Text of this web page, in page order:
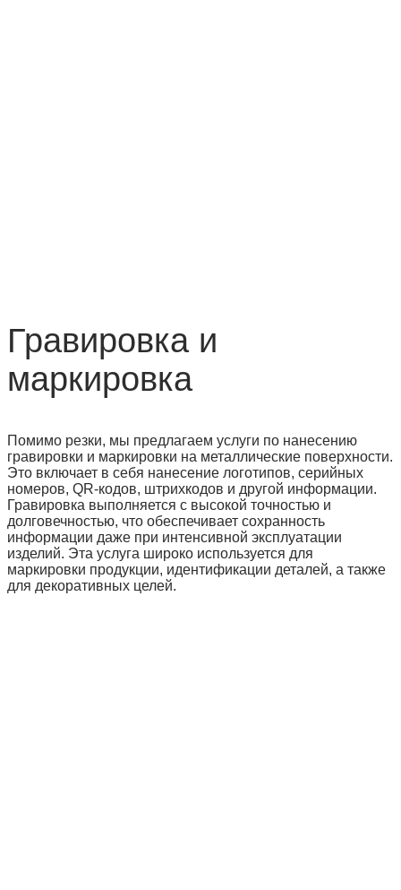
Гравировка и
маркировка
Помимо резки, мы предлагаем услуги по нанесению
гравировки и маркировки на металлические поверхности.
Это включает в себя нанесение логотипов, серийных
номеров, QR-кодов, штрихкодов и другой информации.
Гравировка выполняется с высокой точностью и
долговечностью, что обеспечивает сохранность
информации даже при интенсивной эксплуатации
изделий. Эта услуга широко используется для
маркировки продукции, идентификации деталей, а также
для декоративных целей.